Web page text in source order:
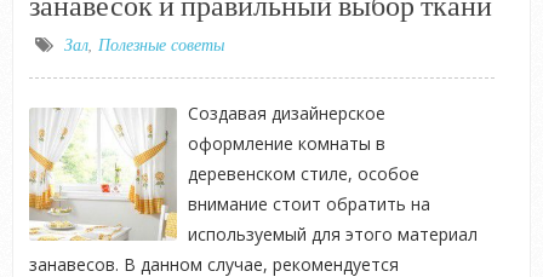
Зал, Полезные советы
Создавая дизайнерское
оформление комнаты в
деревенском стиле, особое
внимание стоит обратить на
используемый для этого материал
занавесов. В данном случае, рекомендуется